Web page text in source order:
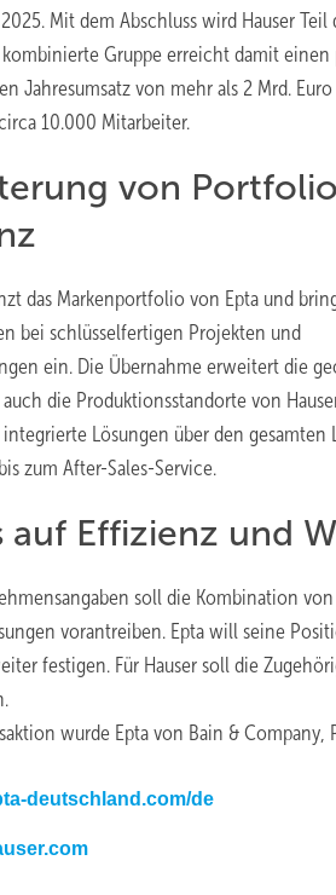
Mit dem Abschluss wird Hauser Teil
kombinierte Gruppe erreicht damit
Jahresumsatz von mehr als 2 Mrd. Euro
10.000 Mitarbeiter.
von
das Markenportfolio von Epta und
bei schlüsselfertigen Projekten und
ein. Die Übernahme erweitert die
auch die Produktionsstandorte von
Lösungen über den gesamten
zum After-Sales-Service.
auf Effizienz und
soll die Kombination
vorantreiben. Epta will seine
festigen. Für Hauser soll die
wurde Epta von Bain &
deutschland.com/de